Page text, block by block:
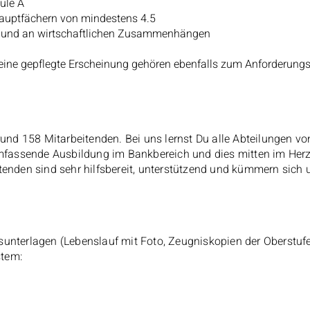
A
von mindestens 4.5
an wirtschaftlichen Zusammenhängen
gepflegte Erscheinung gehören ebenfalls zum
158 Mitarbeitenden. Bei uns lernst Du alle Abteilungen
Ausbildung im Bankbereich und dies mitten im
sind sehr hilfsbereit, unterstützend und kümmern sich
(Lebenslauf mit Foto, Zeugniskopien der